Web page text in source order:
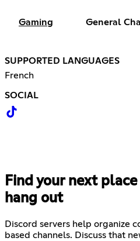
Gaming General
SUPPORTED LANGUAGES
French
SOCIAL
Find your next
hang out
Discord servers help organize
based channels. Discuss that